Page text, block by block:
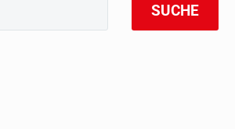
SUCHE